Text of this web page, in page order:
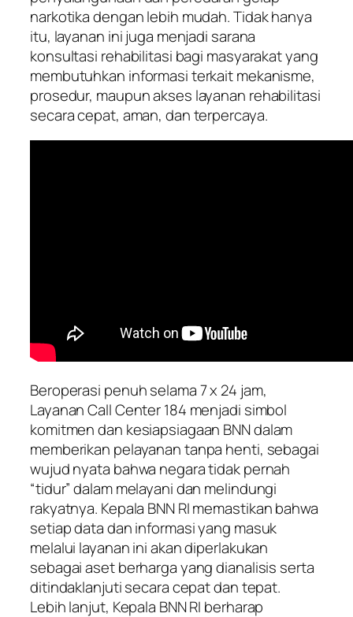
narkotika dengan lebih mudah. Tidak hanya
itu, layanan ini juga menjadi sarana
konsultasi rehabilitasi bagi masyarakat yang
membutuhkan informasi terkait mekanisme,
prosedur, maupun akses layanan rehabilitasi
secara cepat, aman, dan terpercaya.
Beroperasi penuh selama 7 x 24 jam,
Layanan Call Center 184 menjadi simbol
komitmen dan kesiapsiagaan BNN dalam
memberikan pelayanan tanpa henti, sebagai
wujud nyata bahwa negara tidak pernah
“tidur” dalam melayani dan melindungi
rakyatnya. Kepala BNN RI memastikan bahwa
setiap data dan informasi yang masuk
melalui layanan ini akan diperlakukan
sebagai aset berharga yang dianalisis serta
ditindaklanjuti secara cepat dan tepat.
Lebih lanjut, Kepala BNN RI berharap